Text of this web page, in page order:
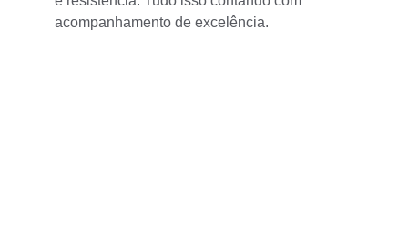
acompanhamento de excelência.